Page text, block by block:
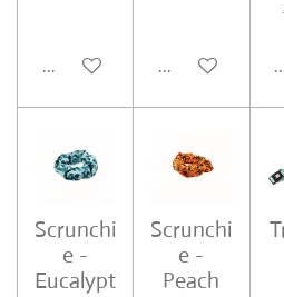
In winkelwagenIn winkelwagen
Scrunchi
e -
Eucalypt
Scrunchi
e -
Peach